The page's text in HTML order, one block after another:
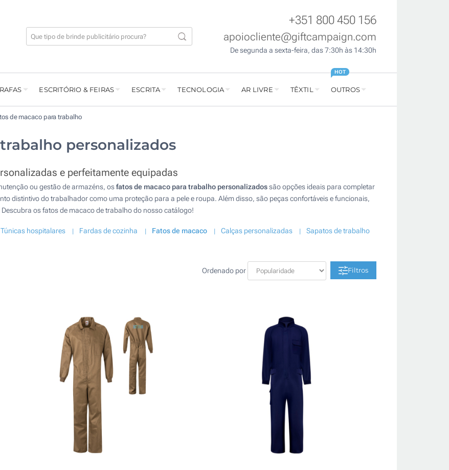
+351 800 450 156
apoiocliente@giftcampaign.com
De segunda a sexta-feira, das 7:30h às 14:30h
ESCRITÓRIO & FEIRAS ESCRITA TECNOLOGIA AR LIVRE TÊXTIL OUTROS
HOT
de macaco para trabalho
personalizados
e perfeitamente equipadas
ou gestão de armazéns, osfatos de macaco para trabalho personalizadossão opções ideais para completar
distintivo do trabalhador como uma proteção para a pele e roupa. Além disso, são peças confortáveis e funcionais,
os fatos de macaco de trabalho do nosso catálogo!
Túnicas hospitalares Fardas de cozinha Fatos de macaco Calças personalizadas Sapatos de trabalho
Ordenado por Filtros